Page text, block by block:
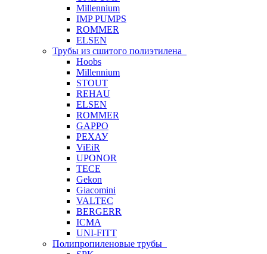
Millennium
IMP PUMPS
ROMMER
ELSEN
Трубы из сшитого полиэтилена
Hoobs
Millennium
STOUT
REHAU
ELSEN
ROMMER
GAPPO
РЕХАУ
ViEiR
UPONOR
TECE
Gekon
Giacomini
VALTEC
BERGERR
ICMA
UNI-FITT
Полипропиленовые трубы